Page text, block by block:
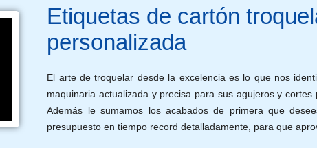
Etiquetas de cartón
personalizada
El arte de troquelar desde la excelencia es lo que nos
maquinaria actualizada y precisa para sus agujeros y
Además le sumamos los acabados de primera que
presupuesto en tiempo record detalladamente, para que